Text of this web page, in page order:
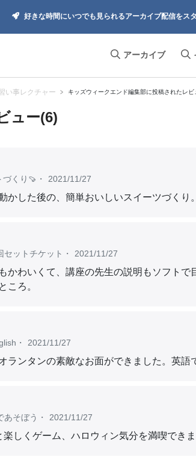
好きな時間にいつでも見られるアーカイブ配信をス
アーカイブ
い事レクチャー キッズウィークエンド編集部に投稿されたレビ
ュー(6)
くり🍠 ・ 2021/11/27
した後の、簡単おいしいスイーツづくり
ットチケット ・ 2021/11/27
かわいくて、講座の先生の説明もソフト
ろ。
・ 2021/11/27
ランタンの素敵なお面ができました。英
そぼう ・ 2021/11/27
しくゲーム、ハロウィン気分を満喫できま